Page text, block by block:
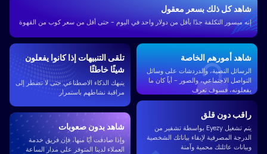
راقب دون قلق
يتم تشغيل Eyezy بواسطة تشفير من
الدرجة المصرفية لإبقاء بياناتك الشخصية
وبيانات عائلتك محمية وآمنة
شاهد أمورهم الخاصة
الرسائل النصية، والدردشات على وسائل
التواصل الاجتماعي، والصور - أياً كان ما
يفعلونه، فسوف تعرف
شاهد كل ذلك بسعر معقول
إنه ميسور التكلفة جدًا بأقل من دولار واحد في اليوم - حتى أقل من سعر كوب من القهوة
تلقى التنبيهات إذا كانوا يفعلون
شيئًا خاطئًا
ينبهك الذكاء الاصطناعي حتى لا تضطر إلى
مراقبة نشاطهم باستمرار
شاهد بدون صعوبات
وإذا صادفت أيًا منها، فإن فريق خدمة
العملاء لدينا المتوفر على مدار الساعة